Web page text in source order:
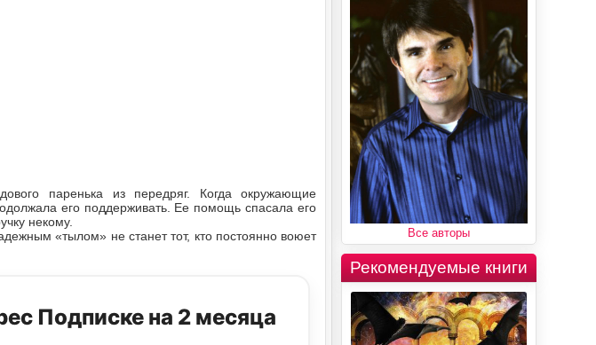
паренька из передряг. Когда окружающие
его поддерживать. Ее помощь спасала его
некому.
«тылом» не станет тот, кто постоянно воюет
Подписке на 2 месяца
Все авторы
Рекомендуемые книги